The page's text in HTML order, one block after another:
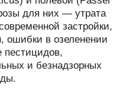
для них — утрата
застройки,
ошибки в озеленении
пестицидов,
и безнадзорных